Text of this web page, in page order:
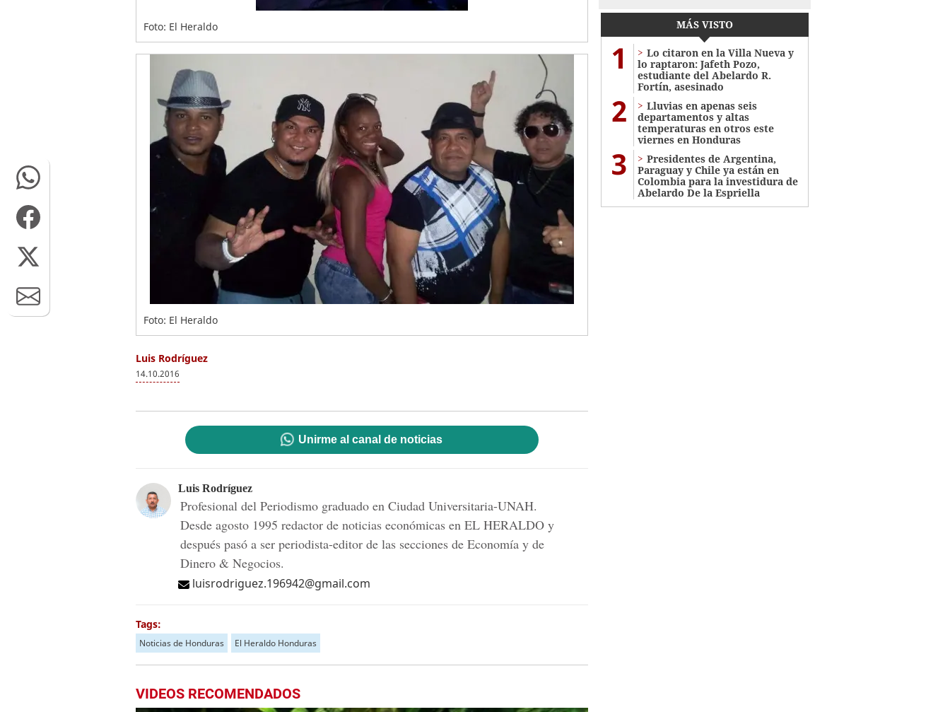
Foto: El Heraldo
Foto: El Heraldo
Luis Rodríguez
14.10.2016
Unirme al canal de noticias
Luis Rodríguez
Profesional del Periodismo graduado en Ciudad Universitaria-UNAH.
Desde agosto 1995 redactor de noticias económicas en EL HERALDO y
después pasó a ser periodista-editor de las secciones de Economía y de
Dinero & Negocios.
luisrodriguez.196942@gmail.com
Tags:
Noticias de Honduras El Heraldo Honduras
VIDEOS RECOMENDADOS
MÁS VISTO
1
Lo citaron en la Villa Nueva y
lo raptaron: Jafeth Pozo,
estudiante del Abelardo R.
Fortín, asesinado
2
Lluvias en apenas seis
departamentos y altas
temperaturas en otros este
viernes en Honduras
3
Presidentes de Argentina,
Paraguay y Chile ya están en
Colombia para la investidura de
Abelardo De la Espriella